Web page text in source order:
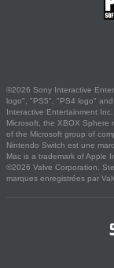
©2026 Sony Interactive
logo", "PS5", "PS4 logo"
Interactive Entertainment Inc.
Microsoft, the XBOX Sphere
of the Microsoft group of
Nintendo Switch est une
Mac is a trademark of Apple
©2026 Valve Corporation.
marques enregistrées par